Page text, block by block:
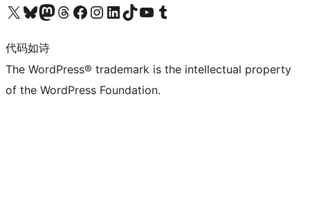
关注我们的 X（原 Twitter）账号访问我们的 Bluesky 账号关注我们的 Mastodon 账号访问我们的 Threads 账号 访问我们的 Facebook 公共主页关注我们的 Instagram 账号 关注我们的 LinkedIn 主页访问我们的 TikTok 账号访问我们的 YouTube 频道 访问我们的 Tumblr 账号
代码如诗
The WordPress® trademark is the intellectual property
of the WordPress Foundation.